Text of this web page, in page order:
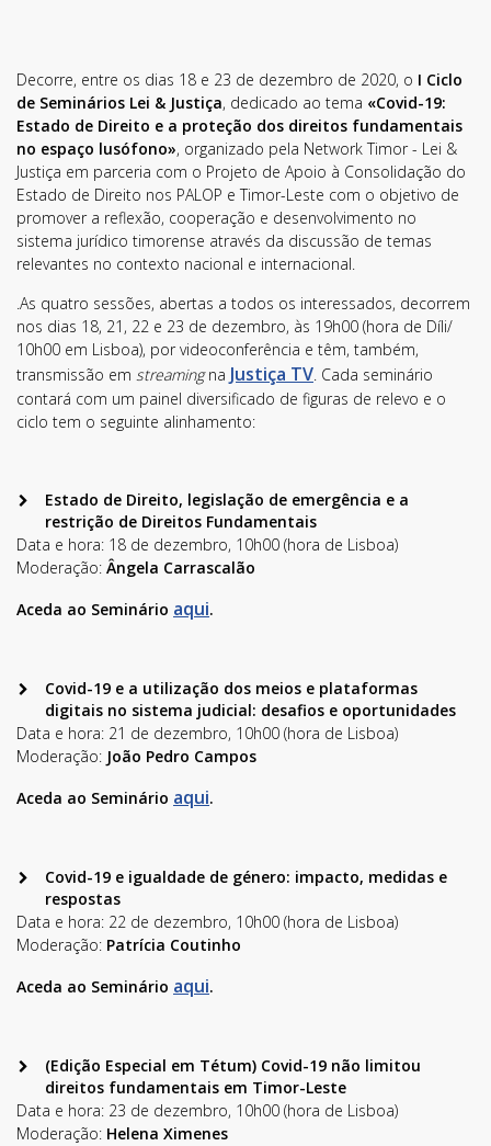
Decorre, entre os dias 18 e 23 de dezembro de 2020, o I Ciclo
de Seminários Lei & Justiça, dedicado ao tema «Covid-19:
Estado de Direito e a proteção dos direitos fundamentais
no espaço lusófono», organizado pela Network Timor - Lei &
Justiça em parceria com o Projeto de Apoio à Consolidação do
Estado de Direito nos PALOP e Timor-Leste com o objetivo de
promover a reflexão, cooperação e desenvolvimento no
sistema jurídico timorense através da discussão de temas
relevantes no contexto nacional e internacional.
.As quatro sessões, abertas a todos os interessados, decorrem
nos dias 18, 21, 22 e 23 de dezembro, às 19h00 (hora de Díli/
10h00 em Lisboa), por videoconferência e têm, também,
transmissão em streamingna Justiça TV. Cada seminário
contará com um painel diversificado de figuras de relevo e o
ciclo tem o seguinte alinhamento:
Estado de Direito, legislação de emergência e a
restrição de Direitos Fundamentais
Data e hora: 18 de dezembro, 10h00 (hora de Lisboa)
Moderação: Ângela Carrascalão
Aceda ao Seminário aqui.
Covid-19 e a utilização dos meios e plataformas
digitais no sistema judicial: desafios e oportunidades
Data e hora: 21 de dezembro, 10h00 (hora de Lisboa)
Moderação: João Pedro Campos
Aceda ao Seminário aqui.
Covid-19 e igualdade de género: impacto, medidas e
respostas
Data e hora: 22 de dezembro, 10h00 (hora de Lisboa)
Moderação: Patrícia Coutinho
Aceda ao Seminário aqui.
(Edição Especial em Tétum) Covid-19 não limitou
direitos fundamentais em Timor-Leste
Data e hora: 23 de dezembro, 10h00 (hora de Lisboa)
Moderação: Helena Ximenes